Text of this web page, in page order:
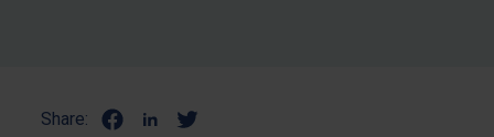
Share: